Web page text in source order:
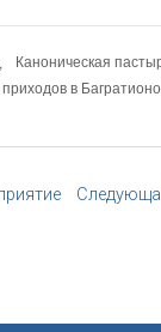
Каноническая
приходов в